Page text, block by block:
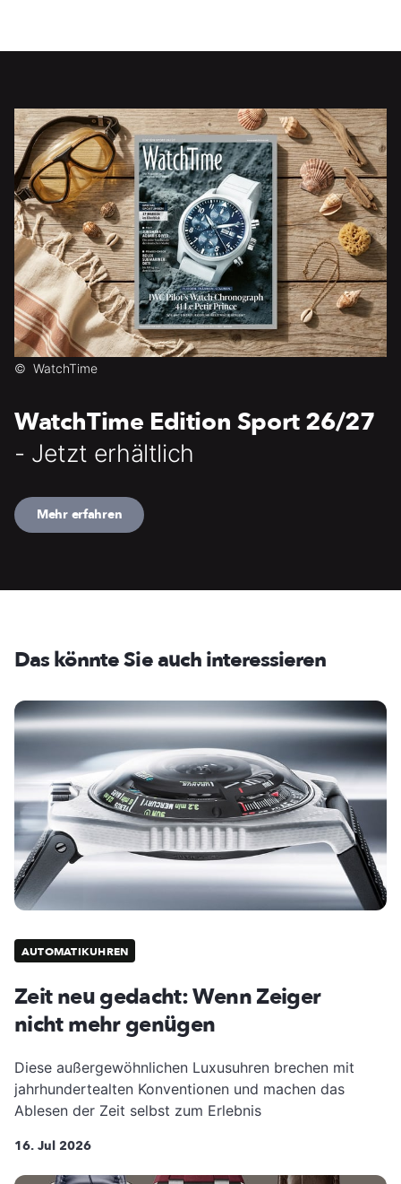
© WatchTime
WatchTime Edition Sport 26/27
- Jetzt erhältlich
Mehr erfahren
Das könnte Sie auch interessieren
AUTOMATIKUHREN
Zeit neu gedacht: Wenn Zeiger
nicht mehr genügen
Diese außergewöhnlichen Luxusuhren brechen mit
jahrhundertealten Konventionen und machen das
Ablesen der Zeit selbst zum Erlebnis
16. Jul 2026